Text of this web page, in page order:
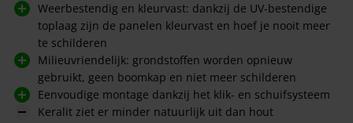
Weerbestendig en kleurvast: dankzij de UV-bestendige
toplaag zijn de panelen kleurvast en hoef je nooit meer
te schilderen
Milieuvriendelijk: grondstoffen worden opnieuw
gebruikt, geen boomkap en niet meer schilderen
Eenvoudige montage dankzij het klik- en schuifsysteem
Keralit ziet er minder natuurlijk uit dan hout